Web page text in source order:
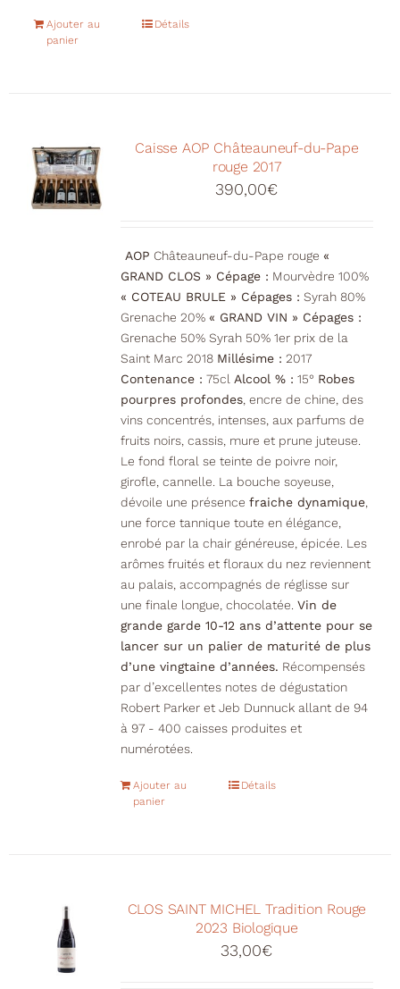
Ajouter au
panier
Détails
Caisse AOP Châteauneuf-du-Pape
rouge 2017
390,00€
AOP Châteauneuf-du-Pape rouge «
GRAND CLOS » Cépage : Mourvèdre 100%
« COTEAU BRULE » Cépages : Syrah 80%
Grenache 20% « GRAND VIN » Cépages :
Grenache 50% Syrah 50% 1er prix de la
Saint Marc 2018 Millésime : 2017
Contenance : 75cl Alcool % : 15° Robes
pourpres profondes, encre de chine, des
vins concentrés, intenses, aux parfums de
fruits noirs, cassis, mure et prune juteuse.
Le fond floral se teinte de poivre noir,
girofle, cannelle. La bouche soyeuse,
dévoile une présence fraiche dynamique,
une force tannique toute en élégance,
enrobé par la chair généreuse, épicée. Les
arômes fruités et floraux du nez reviennent
au palais, accompagnés de réglisse sur
une finale longue, chocolatée. Vin de
grande garde 10-12 ans d’attente pour se
lancer sur un palier de maturité de plus
d’une vingtaine d’années. Récompensés
par d’excellentes notes de dégustation
Robert Parker et Jeb Dunnuck allant de 94
à 97 - 400 caisses produites et
numérotées.
Ajouter au
panier
Détails
CLOS SAINT MICHEL Tradition Rouge
2023 Biologique
33,00€